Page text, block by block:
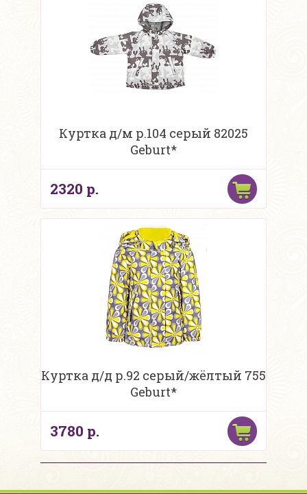
Куртка д/м р.104 серый 82025
Geburt*
2320 р.
Куртка д/д р.92 серый/жёлтый 755
Geburt*
3780 р.